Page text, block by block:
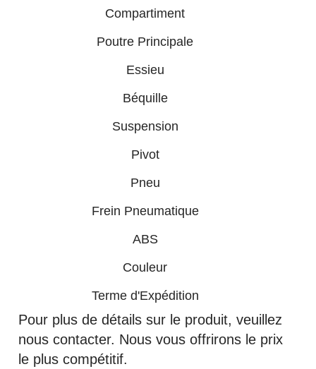
Compartiment
Poutre Principale
Essieu
Béquille
Suspension
Pivot
Pneu
Frein Pneumatique
ABS
Couleur
Terme d'Expédition
Pour plus de détails sur le produit, veuillez
nous contacter. Nous vous offrirons le prix
le plus compétitif.